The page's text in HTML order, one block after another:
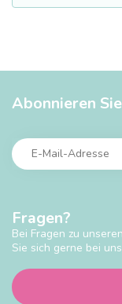
Fragen?
Bei Fragen zu
Sie sich gerne bei
Abonnieren